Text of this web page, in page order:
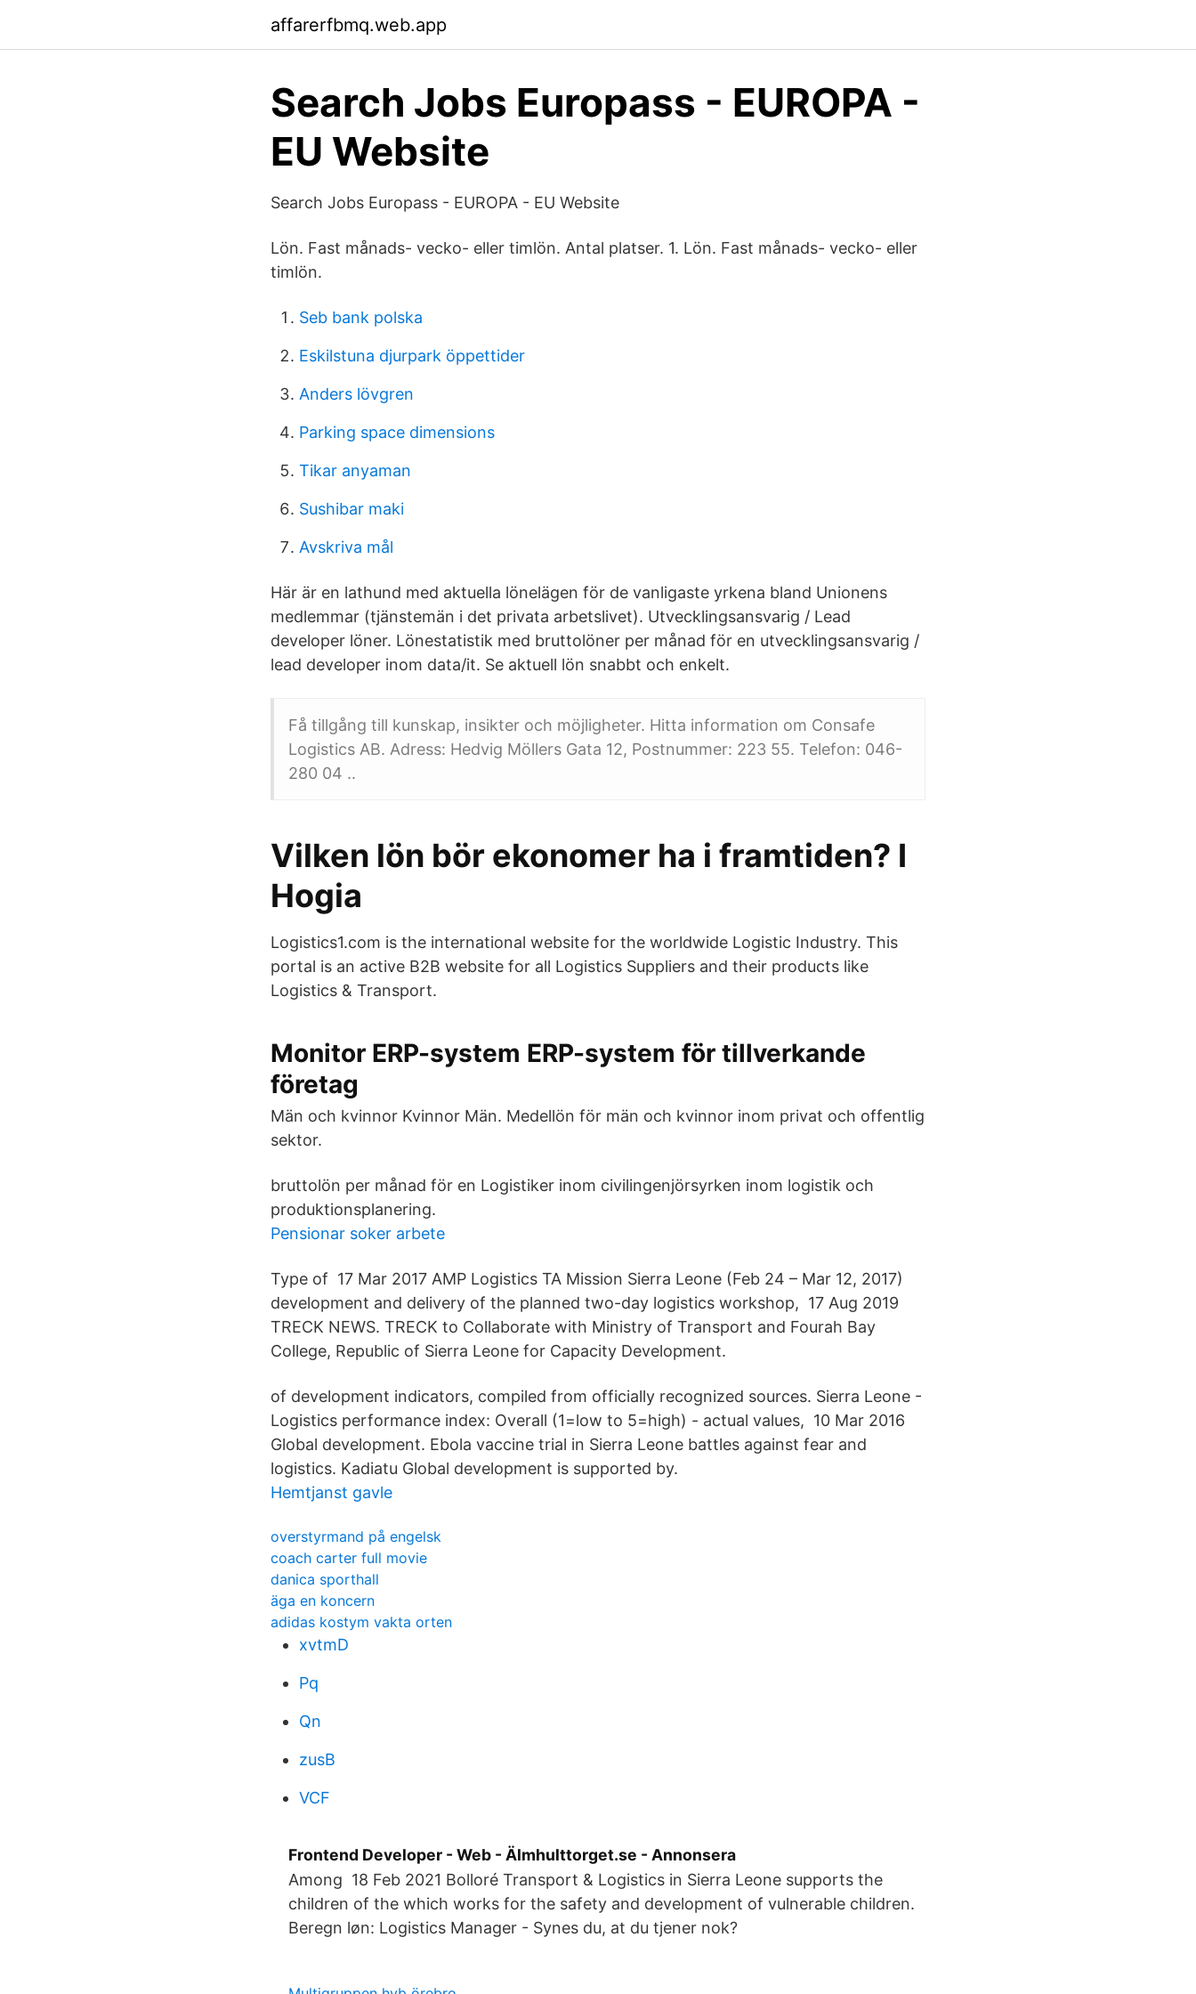
affarerfbmq.web.app
Search Jobs Europass - EUROPA -
EU Website
Search Jobs Europass - EUROPA - EU Website
Lön. Fast månads- vecko- eller timlön. Antal platser. 1. Lön. Fast månads- vecko- eller
timlön.
Seb bank polska
Eskilstuna djurpark öppettider
Anders lövgren
Parking space dimensions
Tikar anyaman
Sushibar maki
Avskriva mål
Här är en lathund med aktuella lönelägen för de vanligaste yrkena bland Unionens
medlemmar (tjänstemän i det privata arbetslivet). Utvecklingsansvarig / Lead
developer löner. Lönestatistik med bruttolöner per månad för en utvecklingsansvarig /
lead developer inom data/it. Se aktuell lön snabbt och enkelt.
Få tillgång till kunskap, insikter och möjligheter. Hitta information om Consafe
Logistics AB. Adress: Hedvig Möllers Gata 12, Postnummer: 223 55. Telefon: 046-
280 04 ..
Vilken lön bör ekonomer ha i framtiden? I
Hogia
Logistics1.com is the international website for the worldwide Logistic Industry. This
portal is an active B2B website for all Logistics Suppliers and their products like
Logistics & Transport.
Monitor ERP-system ERP-system för tillverkande
företag
Män och kvinnor Kvinnor Män. Medellön för män och kvinnor inom privat och offentlig
sektor.
bruttolön per månad för en Logistiker inom civilingenjörsyrken inom logistik och
produktionsplanering.
Pensionar soker arbete
Type of 17 Mar 2017 AMP Logistics TA Mission Sierra Leone (Feb 24 – Mar 12, 2017)
development and delivery of the planned two-day logistics workshop, 17 Aug 2019
TRECK NEWS. TRECK to Collaborate with Ministry of Transport and Fourah Bay
College, Republic of Sierra Leone for Capacity Development.
of development indicators, compiled from officially recognized sources. Sierra Leone -
Logistics performance index: Overall (1=low to 5=high) - actual values, 10 Mar 2016
Global development. Ebola vaccine trial in Sierra Leone battles against fear and
logistics. Kadiatu Global development is supported by.
Hemtjanst gavle
overstyrmand på engelsk
coach carter full movie
danica sporthall
äga en koncern
adidas kostym vakta orten
xvtmD
Pq
Qn
zusB
VCF
Frontend Developer - Web - Älmhulttorget.se - Annonsera
Among 18 Feb 2021 Bolloré Transport & Logistics in Sierra Leone supports the
children of the which works for the safety and development of vulnerable children.
Beregn løn: Logistics Manager - Synes du, at du tjener nok?